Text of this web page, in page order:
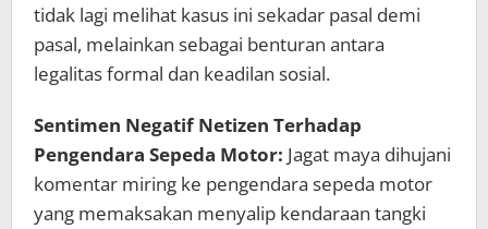
tidak lagi melihat kasus ini sekadar pasal demi
pasal, melainkan sebagai benturan antara
legalitas formal dan keadilan sosial.
Sentimen Negatif Netizen Terhadap
Pengendara Sepeda Motor: Jagat maya dihujani
komentar miring ke pengendara sepeda motor
yang memaksakan menyalip kendaraan tangki